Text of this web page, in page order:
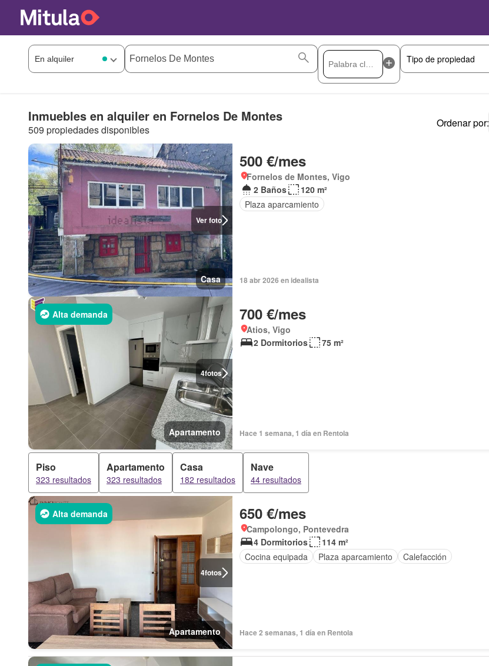
Inmuebles en alquiler en Fornelos De Montes
509 propiedades disponibles
Ordenar por:
Ver foto
Casa
500 €/mes
Fornelos de Montes, Vigo
2 Baños
120 m²
Plaza aparcamiento
18 abr 2026 en idealista
4fotos
Alta demanda
Apartamento
700 €/mes
Atios, Vigo
2 Dormitorios
75 m²
Hace 1 semana, 1 día en Rentola
Piso
323 resultados
Apartamento
323 resultados
Casa
182 resultados
Nave
44 resultados
4fotos
Alta demanda
Apartamento
650 €/mes
Campolongo, Pontevedra
4 Dormitorios
114 m²
Cocina equipada
Plaza aparcamiento Calefacción
Hace 2 semanas, 1 día en Rentola